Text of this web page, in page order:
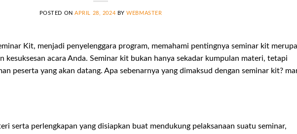
POSTED ONAPRIL 28, 2024 BYWEBMASTER
Kit, menjadi penyelenggara program, memahami pentingnya seminar kit
kesuksesan acara Anda. Seminar kit bukan hanya sekadar kumpulan materi, tetapi
peserta yang akan datang. Apa sebenarnya yang dimaksud dengan seminar kit?
serta perlengkapan yang disiapkan buat mendukung pelaksanaan suatu seminar,